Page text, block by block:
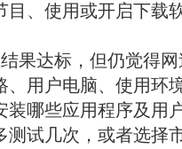
目、使用或开启下载
果达标，但仍觉得
、用户电脑、使用环
装哪些应用程序及用
测试几次，或者选择